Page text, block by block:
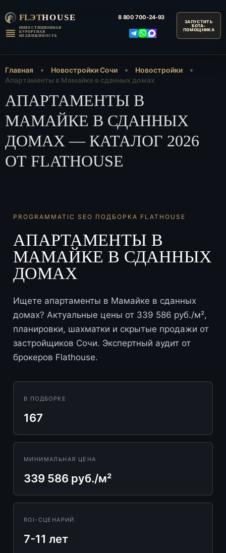
FLЭTHOUSE
ИНВЕСТИЦИОННАЯ
КУРОРТНАЯ
НЕДВИЖИМОСТЬ
8 800 700-24-93
Главная Новостройки Сочи
Новостройки
Апартаменты в Мамайке в сданных домах
АПАРТАМЕНТЫ В
МАМАЙКЕ В СДАННЫХ
ДОМАХ — КАТАЛОГ 2026
ОТ FLATHOUSE
PROGRAMMATIC SEO ПОДБОРКА FLATHOUSE
АПАРТАМЕНТЫ В
МАМАЙКЕ В СДАННЫХ
ДОМАХ
Ищете апартаменты в Мамайке в сданных
домах? Актуальные цены от 339 586 руб./м²,
планировки, шахматки и скрытые продажи от
застройщиков Сочи. Экспертный аудит от
брокеров Flathouse.
В ПОДБОРКЕ
167
МИНИМАЛЬНАЯ ЦЕНА
339 586 руб./м²
ROI-СЦЕНАРИЙ
7-11 лет